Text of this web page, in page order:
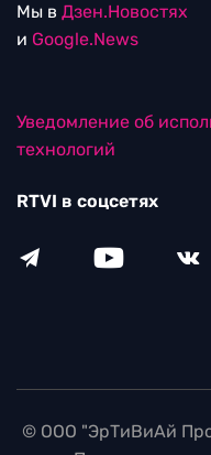
Мы в Дзен.Новостях
и Google.News
Уведомление об
технологий
RTVI в соцсетях
© ООО "ЭрТиВиАй